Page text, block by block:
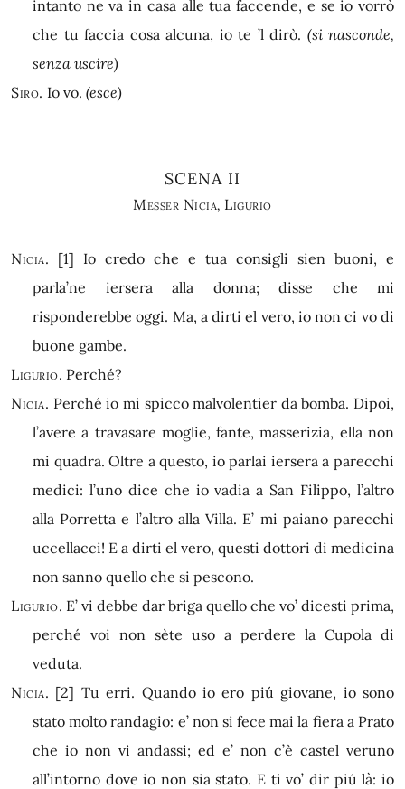
intanto ne va in casa alle tua faccende, e se io vorrò
che tu faccia cosa alcuna, io te ’l dirò. (si nasconde,
senza uscire)
Siro. Io vo. (esce)
SCENA II
Messer Nicia, Ligurio
Nicia. [1] Io credo che e tua consigli sien buoni, e
parla’ne iersera alla donna; disse che mi
risponderebbe oggi. Ma, a dirti el vero, io non ci vo di
buone gambe.
Ligurio. Perché?
Nicia. Perché io mi spicco malvolentier da bomba. Dipoi,
l’avere a travasare moglie, fante, masserizia, ella non
mi quadra. Oltre a questo, io parlai iersera a parecchi
medici: l’uno dice che io vadia a San Filippo, l’altro
alla Porretta e l’altro alla Villa. E’ mi paiano parecchi
uccellacci! E a dirti el vero, questi dottori di medicina
non sanno quello che si pescono.
Ligurio. E’ vi debbe dar briga quello che vo’ dicesti prima,
perché voi non sète uso a perdere la Cupola di
veduta.
Nicia. [2] Tu erri. Quando io ero piú giovane, io sono
stato molto randagio: e’ non si fece mai la fiera a Prato
che io non vi andassi; ed e’ non c’è castel veruno
all’intorno dove io non sia stato. E ti vo’ dir piú là: io